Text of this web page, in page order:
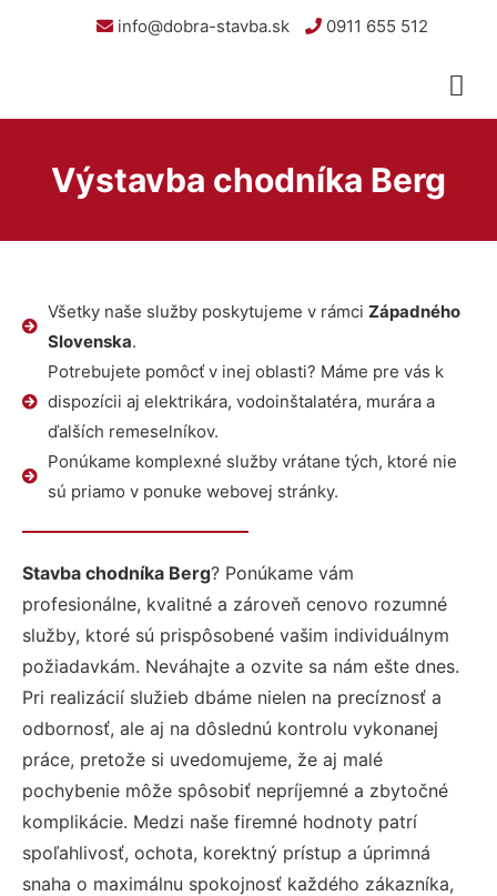
info@dobra-stavba.sk 0911 655 512
Výstavba chodníka Berg
Všetky naše služby poskytujeme v rámci Západného
Slovenska.
Potrebujete pomôcť v inej oblasti? Máme pre vás k
dispozícii aj elektrikára, vodoinštalatéra, murára a
ďalších remeselníkov.
Ponúkame komplexné služby vrátane tých, ktoré nie
sú priamo v ponuke webovej stránky.
Stavba chodníka Berg? Ponúkame vám
profesionálne, kvalitné a zároveň cenovo rozumné
služby, ktoré sú prispôsobené vašim individuálnym
požiadavkám. Neváhajte a ozvite sa nám ešte dnes.
Pri realizácií služieb dbáme nielen na precíznosť a
odbornosť, ale aj na dôslednú kontrolu vykonanej
práce, pretože si uvedomujeme, že aj malé
pochybenie môže spôsobiť nepríjemné a zbytočné
komplikácie. Medzi naše firemné hodnoty patrí
spoľahlivosť, ochota, korektný prístup a úprimná
snaha o maximálnu spokojnosť každého zákazníka,